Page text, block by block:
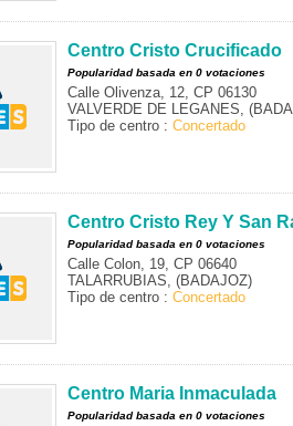
Centro Cristo Crucificado
Popularidad basada en 0 votaciones
Calle Olivenza, 12, CP 06130
VALVERDE DE LEGANES,
Tipo de centro : Concertado
Centro Cristo Rey Y San
Popularidad basada en 0 votaciones
Calle Colon, 19, CP 06640
TALARRUBIAS, (BADAJOZ)
Tipo de centro : Concertado
Centro Maria Inmaculada
Popularidad basada en 0 votaciones